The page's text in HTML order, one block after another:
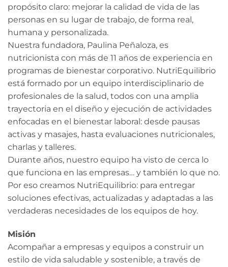
propósito claro: mejorar la calidad de vida de las
personas en su lugar de trabajo, de forma real,
humana y personalizada.
Nuestra fundadora, Paulina Peñaloza, es
nutricionista con más de 11 años de experiencia en
programas de bienestar corporativo. NutriEquilibrio
está formado por un equipo interdisciplinario de
profesionales de la salud, todos con una amplia
trayectoria en el diseño y ejecución de actividades
enfocadas en el bienestar laboral: desde pausas
activas y masajes, hasta evaluaciones nutricionales,
charlas y talleres.
Durante años, nuestro equipo ha visto de cerca lo
que funciona en las empresas… y también lo que no.
Por eso creamos NutriEquilibrio: para entregar
soluciones efectivas, actualizadas y adaptadas a las
verdaderas necesidades de los equipos de hoy.
Misión
Acompañar a empresas y equipos a construir un
estilo de vida saludable y sostenible, a través de